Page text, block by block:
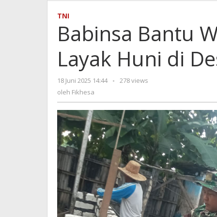
Huni
di
TNI
Babinsa Bantu
Layak Huni di
18 Juni 2025 14:44
oleh
-
278 views
oleh Fikhesa